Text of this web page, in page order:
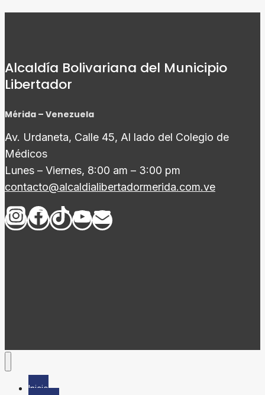
Alcaldía Bolivariana del Municipio
Libertador
Mérida – Venezuela
Av. Urdaneta, Calle 45, Al lado del Colegio de
Médicos
Lunes – Viernes, 8:00 am – 3:00 pm
contacto@alcaldialibertadormerida.com.ve
Inicio